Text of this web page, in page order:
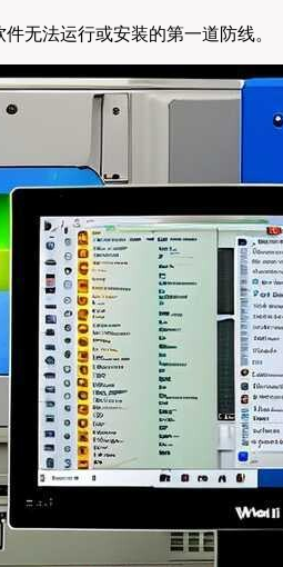
无法运行或安装的第一道防线。